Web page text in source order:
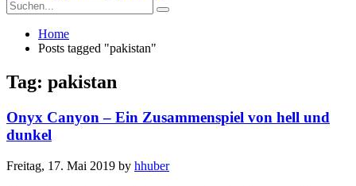
Home
Posts tagged "pakistan"
Tag: pakistan
Onyx Canyon – Ein Zusammenspiel von hell und
dunkel
Freitag, 17. Mai 2019 by hhuber